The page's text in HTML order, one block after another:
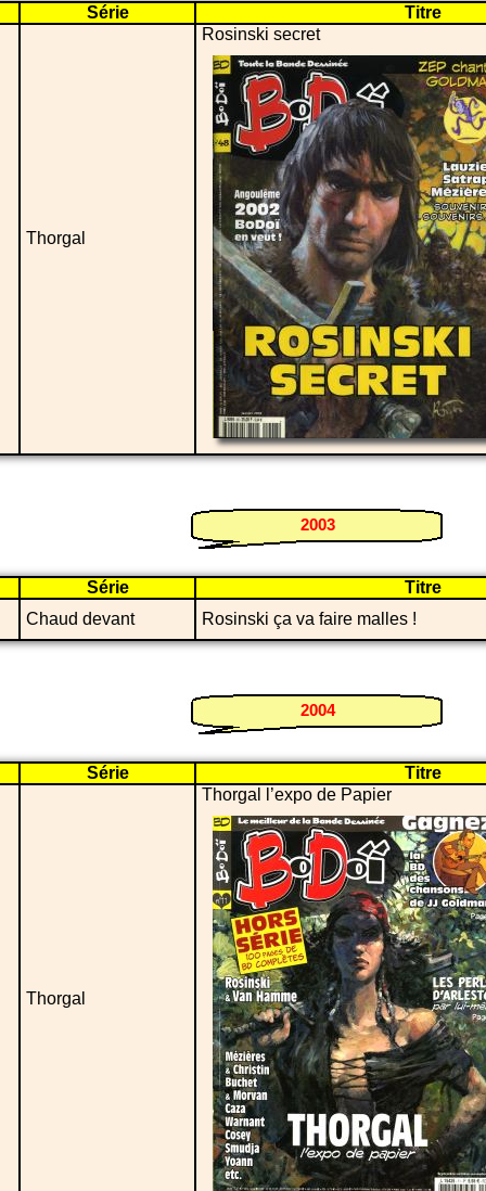
Série Titre
Thorgal
Rosinski secret
2003
Série Titre
Chaud devant Rosinski ça va faire malles !
2004
Série Titre
Thorgal
Thorgal l’expo de Papier